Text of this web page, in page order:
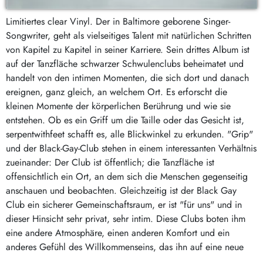
Limitiertes clear Vinyl. Der in Baltimore geborene Singer-
Songwriter, geht als vielseitiges Talent mit natürlichen Schritten
von Kapitel zu Kapitel in seiner Karriere. Sein drittes Album ist
auf der Tanzfläche schwarzer Schwulenclubs beheimatet und
handelt von den intimen Momenten, die sich dort und danach
ereignen, ganz gleich, an welchem Ort. Es erforscht die
kleinen Momente der körperlichen Berührung und wie sie
entstehen. Ob es ein Griff um die Taille oder das Gesicht ist,
serpentwithfeet schafft es, alle Blickwinkel zu erkunden. "Grip"
und der Black-Gay-Club stehen in einem interessanten Verhältnis
zueinander: Der Club ist öffentlich; die Tanzfläche ist
offensichtlich ein Ort, an dem sich die Menschen gegenseitig
anschauen und beobachten. Gleichzeitig ist der Black Gay
Club ein sicherer Gemeinschaftsraum, er ist "für uns" und in
dieser Hinsicht sehr privat, sehr intim. Diese Clubs boten ihm
eine andere Atmosphäre, einen anderen Komfort und ein
anderes Gefühl des Willkommenseins, das ihn auf eine neue